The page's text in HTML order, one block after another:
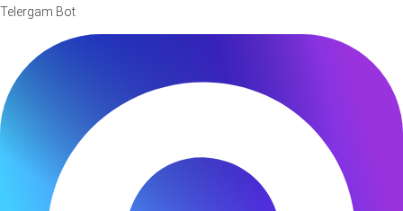
Telergam Bot